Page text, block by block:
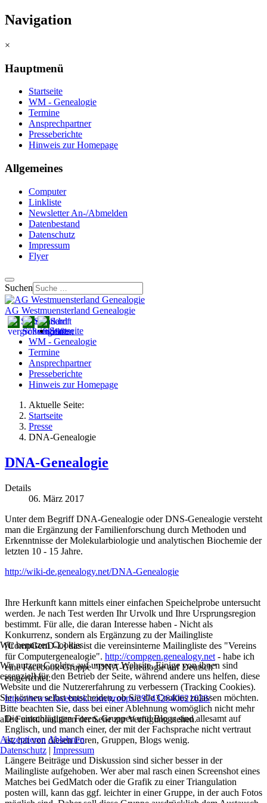
Navigation
×
Hauptmenü
Startseite
WM - Genealogie
Termine
Ansprechpartner
Presseberichte
Hinweis zur Homepage
Allgemeines
Computer
Linkliste
Newsletter An-/Abmelden
Datenbestand
Datenschutz
Impressum
Flyer
Suchen
AG Westmuensterland Genealogie
Startseite
WM - Genealogie
Termine
Ansprechpartner
Presseberichte
Hinweis zur Homepage
Aktuelle Seite:
Startseite
Presse
DNA-Genealogie
DNA-Genealogie
Details
06. März 2017
Unter dem Begriff DNA-Genealogie oder DNS-Genealogie versteht
man die Ergänzung der Familienforschung durch Methoden und
Erkenntnisse der Molekularbiologie und analytischen Biochemie der
letzten 10 - 15 Jahre.
http://wiki-de.genealogy.net/DNA-Genealogie
Ihre Herkunft kann mittels einer einfachen Speichelprobe untersucht
werden. Je nach Test werden Ihr Urvolk und Ihre Ursprungsregion
bestimmt. Für alle, die daran Interesse haben - Nicht als
Konkurrenz, sondern als Ergänzung zu der Mailingliste
[CompGenD-L] das ist die vereinsinterne Mailingliste des "Vereins
für Computergenealogie". http://compgen.genealogy.net - habe ich
eine Facebook-Gruppe "DNA-Genealogie auf Deutsch"
eingerichtet:
https://www.facebook.com/groups/397432640621628/
Die einschlägigen Foren, Gruppen und Blogs sind allesamt auf
Englisch, und manch einer, der mit der Fachsprache nicht vertraut
ist, hat von diesen Foren, Gruppen, Blogs wenig.
Längere Beiträge und Diskussion sind sicher besser in der
Mailingliste aufgehoben. Wer aber mal rasch einen Screenshot eines
Matches bei GedMatch oder die Grafik zu einer Triangulation
posten will, kann das ggf. leichter in einer Gruppe, in der auch Fotos
Wir benutzen Cookies
Wir nutzen Cookies auf unserer Website. Einige von ihnen sind
essenziell für den Betrieb der Seite, während andere uns helfen, diese
Website und die Nutzererfahrung zu verbessern (Tracking Cookies).
Sie können selbst entscheiden, ob Sie die Cookies zulassen möchten.
Bitte beachten Sie, dass bei einer Ablehnung womöglich nicht mehr
alle Funktionalitäten der Seite zur Verfügung stehen.
Akzeptieren Ablehnen
Datenschutz | Impressum